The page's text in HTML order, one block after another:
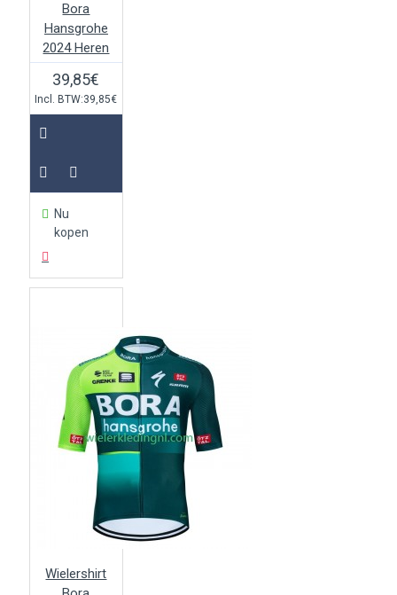
Bora
Hansgrohe
2024 Heren
39,85€
Incl. BTW:39,85€
Nu
kopen
Wielershirt